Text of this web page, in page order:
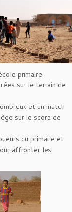
primaire
sur le terrain de
et un match
sur le score de
du primaire et
affronter les